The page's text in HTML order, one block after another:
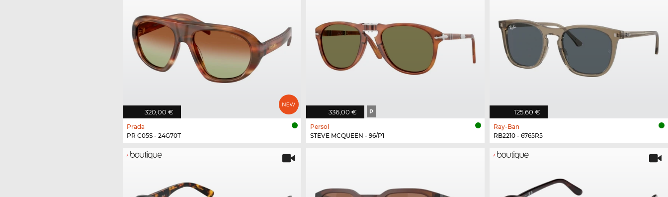
320,00 €
Prada
PR C05S - 24G70T
336,00 € P
Persol
STEVE MCQUEEN - 96/P1
125,60 €
Ray-Ban
RB2210 - 6765R5